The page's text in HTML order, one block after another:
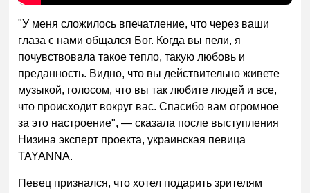
"У меня сложилось впечатление, что через ваши
глаза с нами общался Бог. Когда вы пели, я
почувствовала такое тепло, такую ​​любовь и
преданность. Видно, что вы действительно живете
музыкой, голосом, что вы так любите людей и все,
что происходит вокруг вас. Спасибо вам огромное
за это настроение", — сказала после выступления
Низина эксперт проекта, украинская певица
TAYANNA.
Певец признался, что хотел подарить зрителям